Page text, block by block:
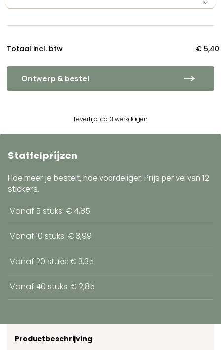
Ontwerp & bestel
Totaal incl. btw € 5,40
Levertijd: ca. 3 werkdagen
Staffelprijzen
Hoe meer je bestelt, hoe voordeliger. Prijs per vel van 12
stickers.
Vanaf 5 stuks: € 4,85
Vanaf 10 stuks: € 3,99
Vanaf 20 stuks: € 3,35
Vanaf 40 stuks: € 2,85
Productbeschrijving